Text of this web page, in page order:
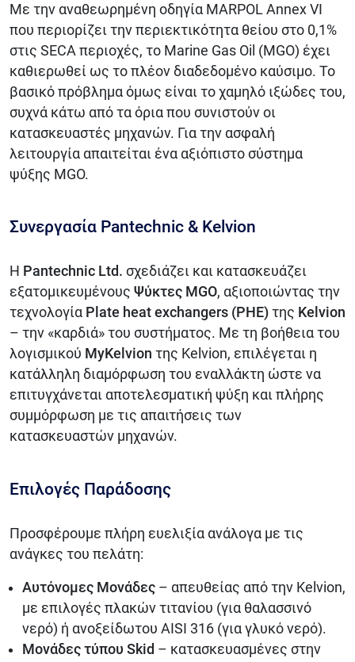
Με την αναθεωρημένη οδηγία MARPOL Annex VI
που περιορίζει την περιεκτικότητα θείου στο 0,1%
στις SECA περιοχές, το Marine Gas Oil (MGO) έχει
καθιερωθεί ως το πλέον διαδεδομένο καύσιμο. Το
βασικό πρόβλημα όμως είναι το χαμηλό ιξώδες του,
συχνά κάτω από τα όρια που συνιστούν οι
κατασκευαστές μηχανών. Για την ασφαλή
λειτουργία απαιτείται ένα αξιόπιστο σύστημα
ψύξης MGO.
Συνεργασία Pantechnic & Kelvion
Η Pantechnic Ltd. σχεδιάζει και κατασκευάζει
εξατομικευμένους Ψύκτες MGO, αξιοποιώντας την
τεχνολογία Plate heat exchangers (PHE) της Kelvion
– την «καρδιά» του συστήματος. Με τη βοήθεια του
λογισμικού MyKelvion της Kelvion, επιλέγεται η
κατάλληλη διαμόρφωση του εναλλάκτη ώστε να
επιτυγχάνεται αποτελεσματική ψύξη και πλήρης
συμμόρφωση με τις απαιτήσεις των
κατασκευαστών μηχανών.
Επιλογές Παράδοσης
Προσφέρουμε πλήρη ευελιξία ανάλογα με τις
ανάγκες του πελάτη:
Αυτόνομες Μονάδες – απευθείας από την Kelvion,
με επιλογές πλακών τιτανίου (για θαλασσινό
νερό) ή ανοξείδωτου AISI 316 (για γλυκό νερό).
Μονάδες τύπου Skid – κατασκευασμένες στην